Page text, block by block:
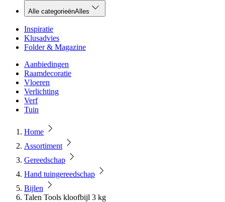
Alle categorieënAlles
Inspiratie
Klusadvies
Folder & Magazine
Aanbiedingen
Raamdecoratie
Vloeren
Verlichting
Verf
Tuin
Home
Assortiment
Gereedschap
Hand tuingereedschap
Bijlen
Talen Tools kloofbijl 3 kg